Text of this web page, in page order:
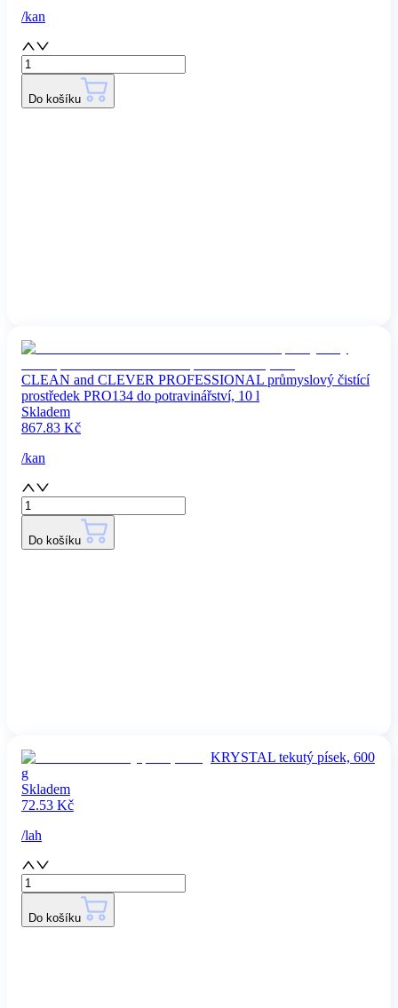
/kan
Do košíku
CLEAN and CLEVER PROFESSIONAL průmyslový čistící
prostředek PRO134 do potravinářství, 10 l
Skladem
867.83 Kč
/kan
Do košíku
KRYSTAL tekutý písek, 600
g
Skladem
72.53 Kč
/lah
Do košíku